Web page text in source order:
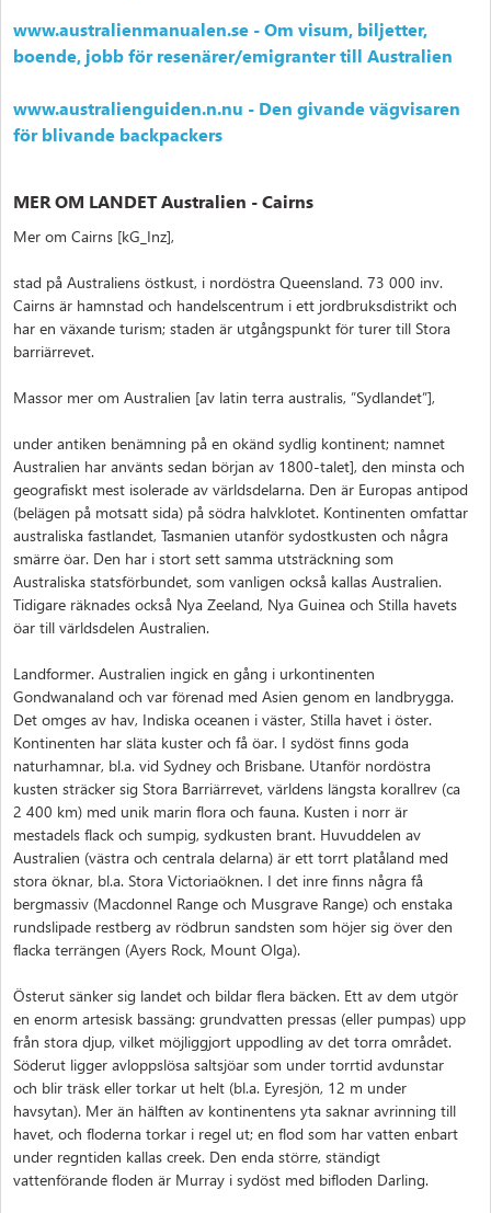
www.australienmanualen.se - Om visum, biljetter,
boende, jobb för resenärer/emigranter till Australien
www.australienguiden.n.nu - Den givande vägvisaren
för blivande backpackers
MER OM LANDET Australien - Cairns
Mer om Cairns [kG_Inz],
stad på Australiens östkust, i nordöstra Queensland. 73 000 inv.
Cairns är hamnstad och handelscentrum i ett jordbruksdistrikt och
har en växande turism; staden är utgångspunkt för turer till Stora
barriärrevet.
Massor mer om Australien [av latin terra australis, ”Sydlandet”],
under antiken benämning på en okänd sydlig kontinent; namnet
Australien har använts sedan början av 1800-talet], den minsta och
geografiskt mest isolerade av världsdelarna. Den är Europas antipod
(belägen på motsatt sida) på södra halvklotet. Kontinenten omfattar
australiska fastlandet, Tasmanien utanför sydostkusten och några
smärre öar. Den har i stort sett samma utsträckning som
Australiska statsförbundet, som vanligen också kallas Australien.
Tidigare räknades också Nya Zeeland, Nya Guinea och Stilla havets
öar till världsdelen Australien.
Landformer. Australien ingick en gång i urkontinenten
Gondwanaland och var förenad med Asien genom en landbrygga.
Det omges av hav, Indiska oceanen i väster, Stilla havet i öster.
Kontinenten har släta kuster och få öar. I sydöst finns goda
naturhamnar, bl.a. vid Sydney och Brisbane. Utanför nordöstra
kusten sträcker sig Stora Barriärrevet, världens längsta korallrev (ca
2 400 km) med unik marin flora och fauna. Kusten i norr är
mestadels flack och sumpig, sydkusten brant. Huvuddelen av
Australien (västra och centrala delarna) är ett torrt platåland med
stora öknar, bl.a. Stora Victoriaöknen. I det inre finns några få
bergmassiv (Macdonnel Range och Musgrave Range) och enstaka
rundslipade restberg av rödbrun sandsten som höjer sig över den
flacka terrängen (Ayers Rock, Mount Olga).
Österut sänker sig landet och bildar flera bäcken. Ett av dem utgör
en enorm artesisk bassäng: grundvatten pressas (eller pumpas) upp
från stora djup, vilket möjliggjort uppodling av det torra området.
Söderut ligger avloppslösa saltsjöar som under torrtid avdunstar
och blir träsk eller torkar ut helt (bl.a. Eyresjön, 12 m under
havsytan). Mer än hälften av kontinentens yta saknar avrinning till
havet, och floderna torkar i regel ut; en flod som har vatten enbart
under regntiden kallas creek. Den enda större, ständigt
vattenförande floden är Murray i sydöst med bifloden Darling.